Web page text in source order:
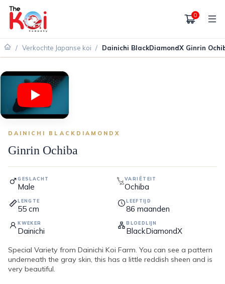
0
/ Verkochte Japanse koi / Dainichi BlackDiamondX Ginrin
VERKOCHT
DAINICHI BLACKDIAMONDX
Ginrin Ochiba
GESLACHT
Male
VARIËTEIT
Ochiba
LENGTE
55 cm
LEEFTIJD
86 maanden
KWEKER
Dainichi
BLOEDLIJN
BlackDiamondX
Special Variety from Dainichi Koi Farm. You can see a pattern
underneath the gray skin, this has a little reddish sheen and is
very beautiful.